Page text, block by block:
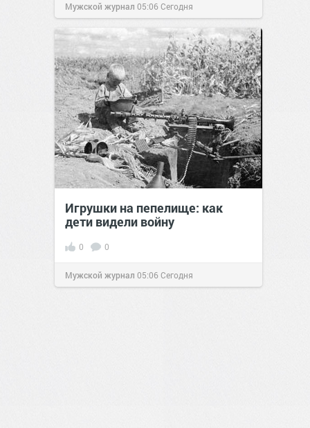
Мужской журнал 05:06Сегодня
Игрушки на пепелище: как
дети видели войну
0 0
Мужской журнал 05:06Сегодня